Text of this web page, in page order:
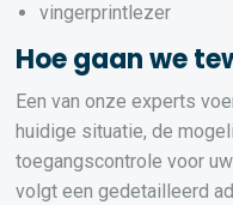
vingerprintlezer
Hoe gaan we
Een van onze experts
huidige situatie, de
toegangscontrole voor
volgt een gedetailleerd